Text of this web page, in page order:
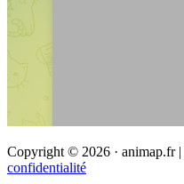
Copyright © 2026 · animap.fr |
confidentialité